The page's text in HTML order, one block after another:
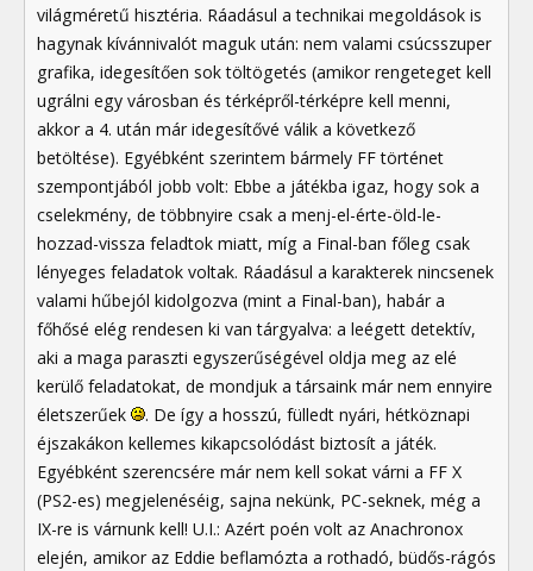
világméretű hisztéria. Ráadásul a technikai megoldások is
hagynak kívánnivalót maguk után: nem valami csúcsszuper
grafika, idegesítően sok töltögetés (amikor rengeteget kell
ugrálni egy városban és térképről-térképre kell menni,
akkor a 4. után már idegesítővé válik a következő
betöltése). Egyébként szerintem bármely FF történet
szempontjából jobb volt: Ebbe a játékba igaz, hogy sok a
cselekmény, de többnyire csak a menj-el-érte-öld-le-
hozzad-vissza feladtok miatt, míg a Final-ban főleg csak
lényeges feladatok voltak. Ráadásul a karakterek nincsenek
valami hűbejól kidolgozva (mint a Final-ban), habár a
főhősé elég rendesen ki van tárgyalva: a leégett detektív,
aki a maga paraszti egyszerűségével oldja meg az elé
kerülő feladatokat, de mondjuk a társaink már nem ennyire
életszerűek
. De így a hosszú, fülledt nyári, hétköznapi
éjszakákon kellemes kikapcsolódást biztosít a játék.
Egyébként szerencsére már nem kell sokat várni a FF X
(PS2-es) megjelenéséig, sajna nekünk, PC-seknek, még a
IX-re is várnunk kell! U.I.: Azért poén volt az Anachronox
elején, amikor az Eddie beflamózta a rothadó, büdős-rágós